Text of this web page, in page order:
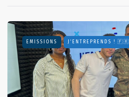
EMISSIONS J'ENTREPRENDS ! 🇫🇷